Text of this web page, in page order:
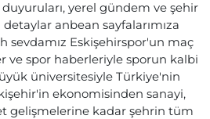
yerel gündem ve şehir
anbean sayfalarımıza
sevdamız Eskişehirspor'un maç
ve spor haberleriyle sporun kalbi
üniversitesiyle Türkiye'nin
ekonomisinden sanayi,
gelişmelerine kadar şehrin tüm